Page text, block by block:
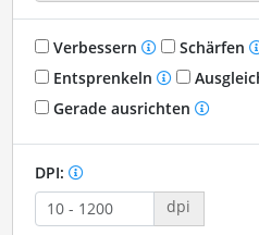
Verbessern Schärfen
Entsprenkeln
Gerade ausrichten
DPI:
dpi